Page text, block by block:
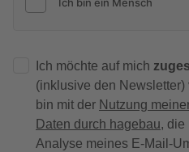
Ich möchte auf mich
(inklusive den
bin mit der Nutzung
Daten durch hagebau, die
Analyse meines E-Mail-